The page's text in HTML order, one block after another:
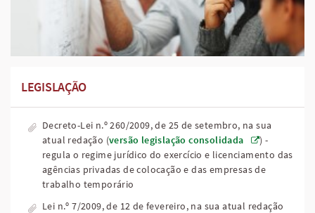
LEGISLAÇÃO
Decreto-Lei n.º 260/2009, de 25 de setembro, na sua
atual redação (versão legislação consolidada
) -
regula o regime jurídico do exercício e licenciamento das
agências privadas de colocação e das empresas de
trabalho temporário
Lei n.º 7/2009, de 12 de fevereiro, na sua atual redação